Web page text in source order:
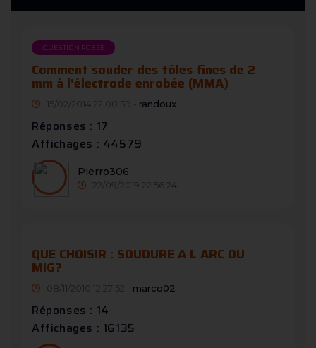
QUESTION POSÉE
Comment souder des tôles fines de 2
mm à l'électrode enrobée (MMA)
15/02/2014 22:00:39 - randoux
Réponses : 17
Affichages : 44579
Pierro306
22/09/2019 22:56:24
QUE CHOISIR : SOUDURE A L ARC OU
MIG?
08/11/2010 12:27:52 - marco02
Réponses : 14
Affichages : 16135